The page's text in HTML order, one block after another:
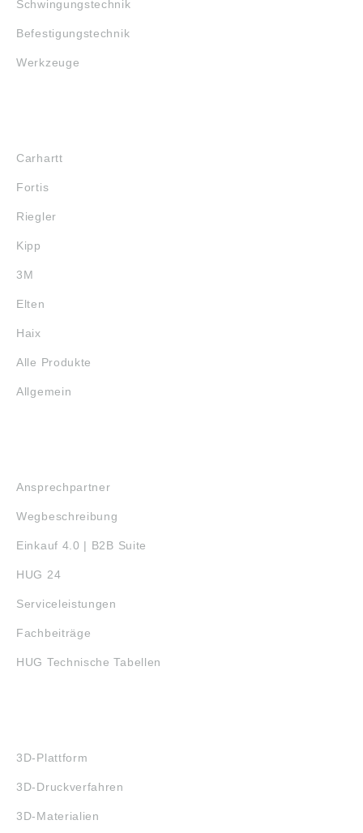
Schwingungstechnik
Befestigungstechnik
Werkzeuge
Carhartt
Fortis
Riegler
Kipp
3M
Elten
Haix
Alle Produkte
Allgemein
Ansprechpartner
Wegbeschreibung
Einkauf 4.0 | B2B Suite
HUG 24
Serviceleistungen
Fachbeiträge
HUG Technische Tabellen
3D-Plattform
3D-Druckverfahren
3D-Materialien